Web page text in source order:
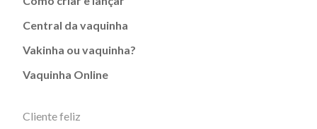
Central da vaquinha
Vakinha ou vaquinha?
Vaquinha Online
Cliente feliz